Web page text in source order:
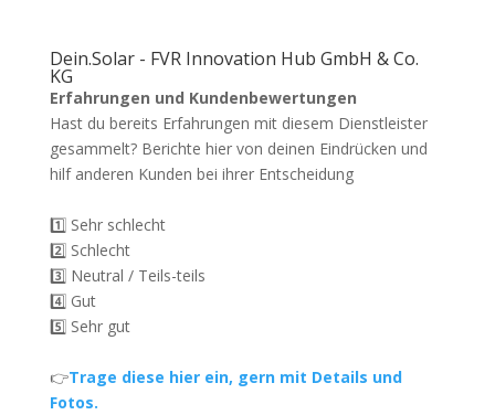
Dein.Solar - FVR Innovation Hub GmbH & Co.
KG
Erfahrungen und Kundenbewertungen
Hast du bereits Erfahrungen mit diesem Dienstleister
gesammelt? Berichte hier von deinen Eindrücken und
hilf anderen Kunden bei ihrer Entscheidung
1️⃣ Sehr schlecht
2️⃣ Schlecht
3️⃣ Neutral / Teils-teils
4️⃣ Gut
5️⃣ Sehr gut
👉Trage diese hier ein, gern mit Details und
Fotos.